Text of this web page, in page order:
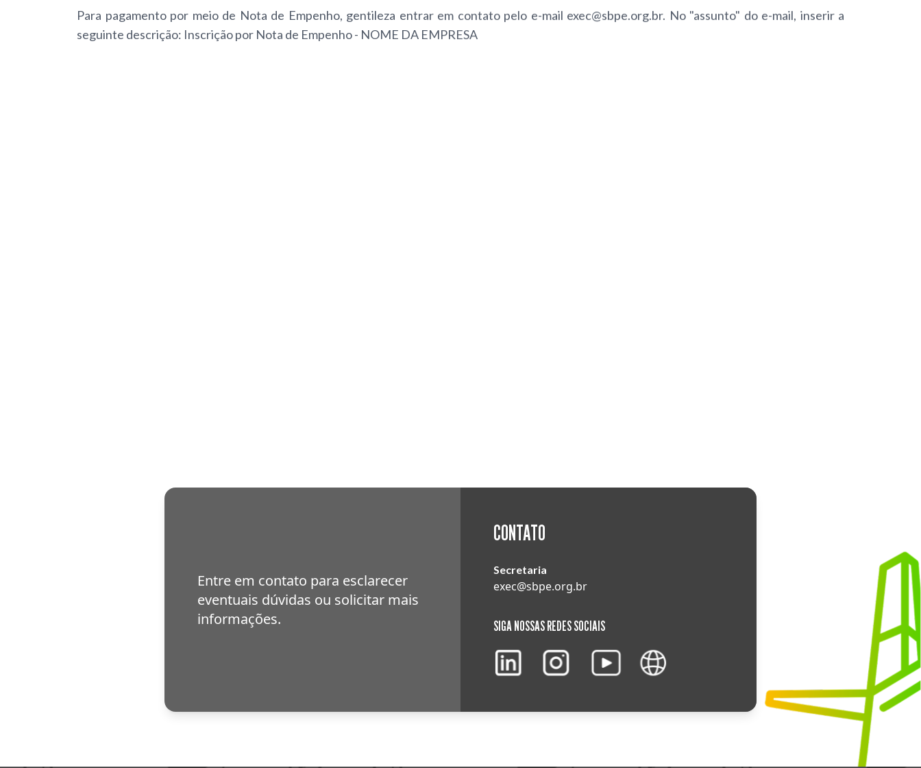
Para pagamento por meio de Nota de Empenho, gentileza entrar em contato pelo e-mail exec@sbpe.org.br
. No "assunto" do e-mail, inserir a
seguinte descrição: Inscrição por Nota de Empenho - NOME DA EMPRESA
Entre em contato para esclarecer
eventuais dúvidas ou solicitar mais
informações.
CONTATO
Secretaria
exec@sbpe.org.br
SIGA NOSSAS REDES SOCIAIS
LinkedIn InstagramYouTube Website